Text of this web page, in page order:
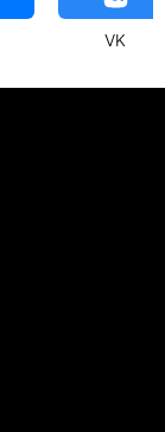
VK